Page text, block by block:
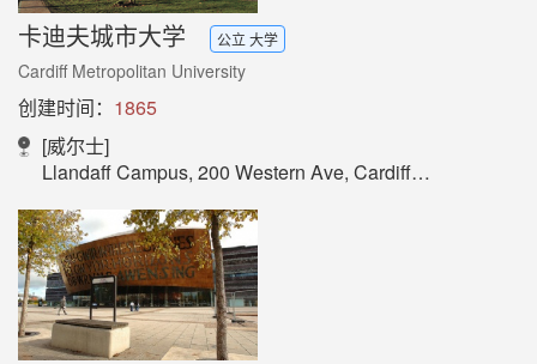
卡迪夫城市大学 公立 大学
Cardiff Metropolitan University
创建时间： 1865
[威尔士]
Llandaff Campus, 200 Western Ave, Cardiff CF5 2YB